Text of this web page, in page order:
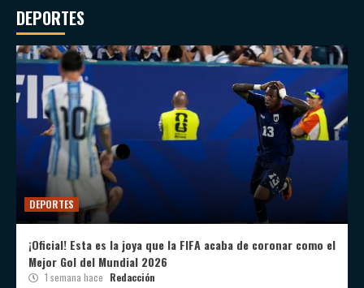
DEPORTES
DEPORTES
¡Oficial! Esta es la joya que la FIFA acaba de coronar como el
Mejor Gol del Mundial 2026
1 semana hace Redacción